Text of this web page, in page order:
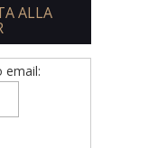
ALLA
email: